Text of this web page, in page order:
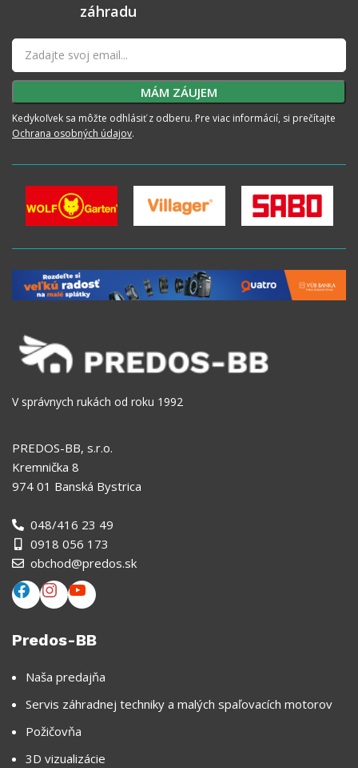
záhradu
Kedykoľvek sa môžte odhlásiť z odberu. Pre viac informácií, si prečítajte
Ochrana osobných údajov.
V správnych rukách od roku 1992
PREDOS-BB, s.r.o.
Kremnička 8
974 01 Banská Bystrica
048/416 23 49
0918 056 173
obchod@predos.sk
Predos-BB
Naša predajňa
Servis záhradnej techniky a malých spaľovacích motorov
Požičovňa
3D vizualizácie